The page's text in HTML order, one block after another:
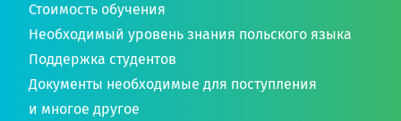
Стоимость обучения
Необходимый уровень знания польского языка
Поддержка студентов
Документы необходимые для поступления
и многое другое